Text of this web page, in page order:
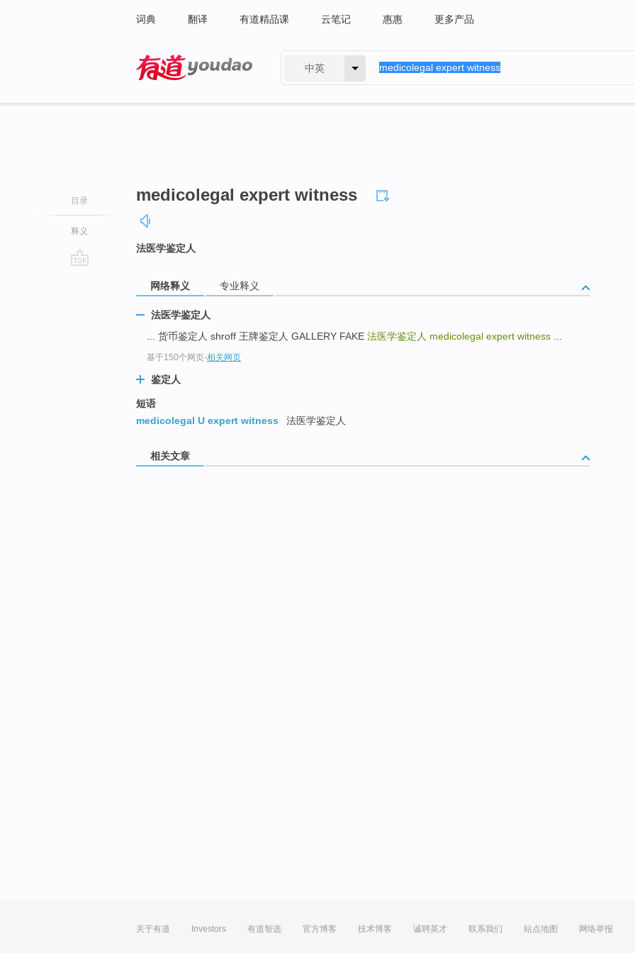
词典 翻译 有道精品课 云笔记 惠惠 更多产品
中英
目录
释义
medicolegal expert witness
法医学鉴定人
网络释义 专业释义
法医学鉴定人
... 货币鉴定人 shroff 王牌鉴定人 GALLERY FAKE 法医学鉴定人 medicolegal expert witness
基于150个网页-相关网页
鉴定人
短语
medicolegal U expert witness
法医学鉴定人
相关文章
关于有道 Investors 有道智选 官方博客 技术博客 诚聘英才 联系我们 站点地图 网络举报